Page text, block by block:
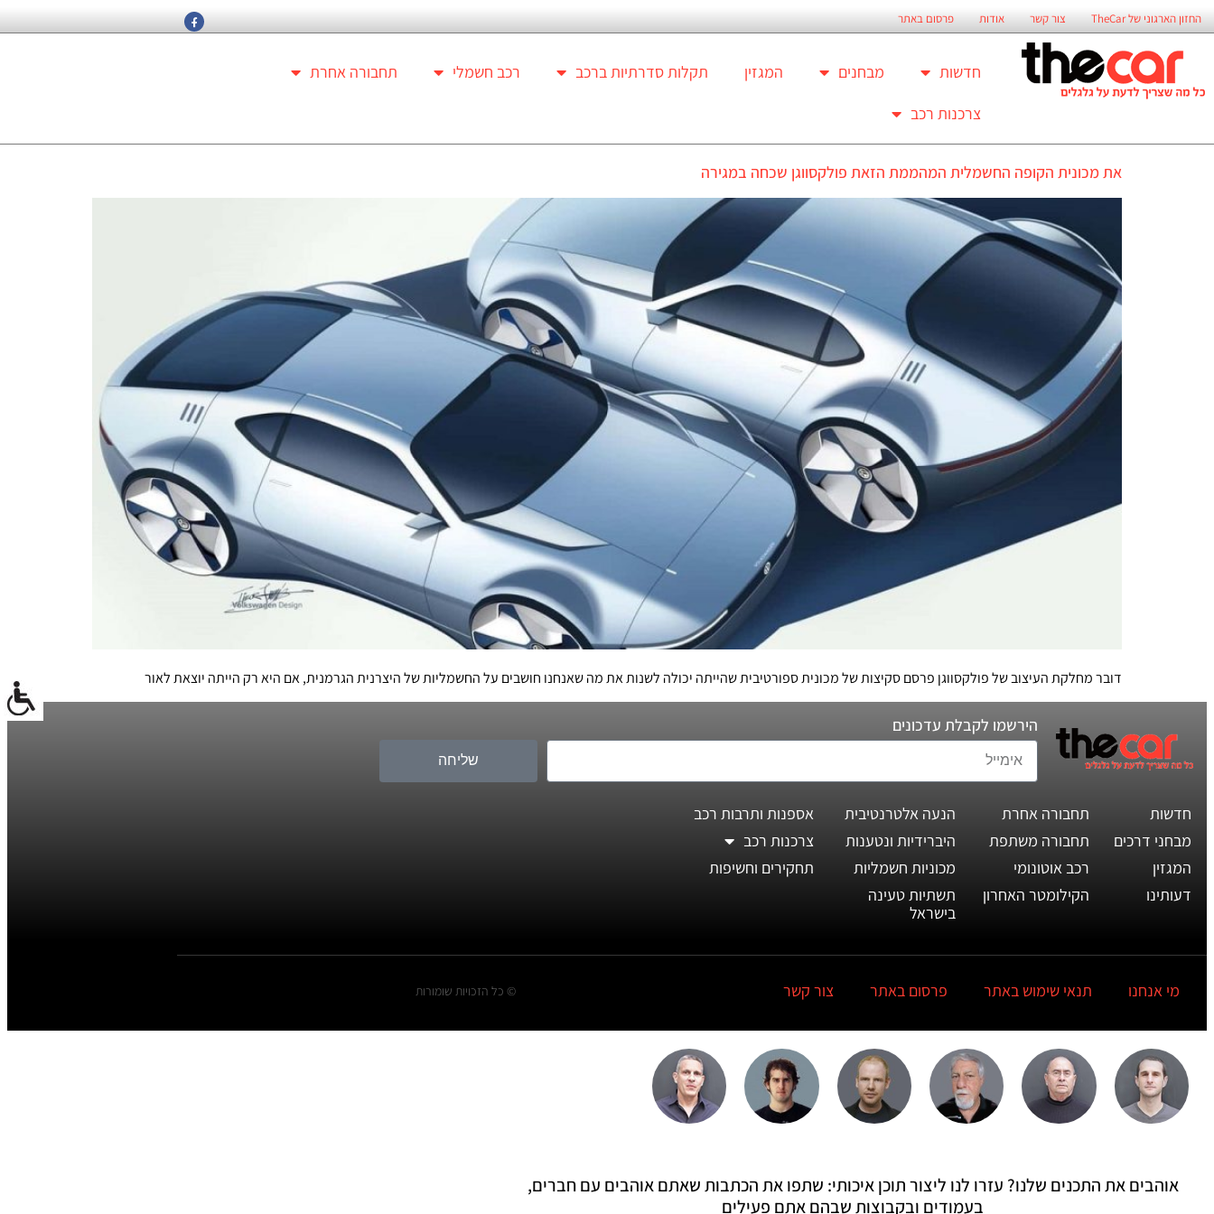
החזון הארגוני של TheCar צור קשר אודות פרסום באתר
חדשות מבחנים המגזין תקלות סדרתיות ברכב רכב חשמלי
תחבורה אחרת
צרכנות רכב
את מכונית הקופה החשמלית המהממת הזאת פולקסווגן שכחה במגירה
דובר מחלקת העיצוב של פולקסווגן פרסם סקיצות של מכונית ספורטיבית שהייתה יכולה לשנות את מה שאנחנו חושבים על החשמליות של היצרנית הגרמנית, אם היא רק הייתה יוצאת לאור
הירשמו לקבלת עדכונים
שליחה
חדשות
מבחני דרכים
המגזין
דעותינו
תחבורה אחרת
תחבורה משתפת
רכב אוטונומי
הקילומטר האחרון
הנעה אלטרנטיבית
היברידיות ונטענות
מכוניות חשמליות
תשתיות טעינה
בישראל
אספנות ותרבות רכב
צרכנות רכב
תחקירים וחשיפות
מי אנחנו תנאי שימוש באתר פרסום באתר צור קשר © כל הזכויות שומורות
אוהבים את התכנים שלנו? עזרו לנו ליצור תוכן איכותי: שתפו את הכתבות שאתם אוהבים עם חברים,
בעמודים ובקבוצות שבהם אתם פעילים